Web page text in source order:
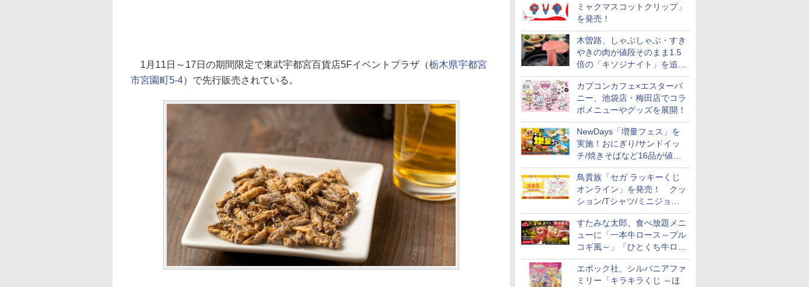
ミャクマスコットクリップ」
を発売！
木曽路、しゃぶしゃぶ・すき
やきの肉が値段そのまま1.5
倍の「キソジナイト」を追加
実施！水・日曜夜限定
カプコンカフェ×エスターバ
ニー、池袋店・梅田店でコラ
ボメニューやグッズを展開！
NewDays「増量フェス」を
実施！おにぎり/サンドイッ
チ/焼きそばなど16品が値段
そのままでボリュームアップ
鳥貴族「セガ ラッキーくじ
オンライン」を発売！ クッ
ション/Tシャツ/ミニジョッ
キ/ステッカーなど全7賞
すたみな太郎、食べ放題メニ
ューに「一本牛ロース～プル
コギ風～」「ひとくち牛ロー
スステーキ」をお盆限定で追
加
エポック社、シルバニアファ
ミリー「キラキラくじ ～ほ
1月11日～17日の期間限定で東武宇都宮百貨店5Fイベントプラザ（栃木県宇都宮
市宮園町5-4）で先行販売されている。